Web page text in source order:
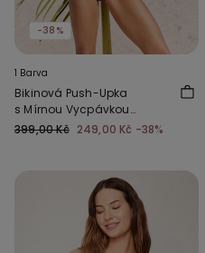
-38%
1 Barva
Bikinová Push-Upka
s Mírnou Vycpávkou
Sparkling Touch Slézová
399,00 Kč 249,00 Kč -38%